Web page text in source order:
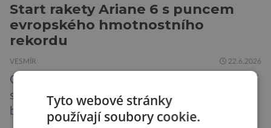
Start rakety Ariane 6 s puncem
evropského hmotnostního
rekordu
VESMÍR 22.6.2026
Odpočítávání skončilo, raketa odstartovala. Řítí
se vstříc nebi, jako kdyby chtěla protrhnout
blankytně modré plátno. Pracovníci
Tyto webové stránky
používají soubory cookie.